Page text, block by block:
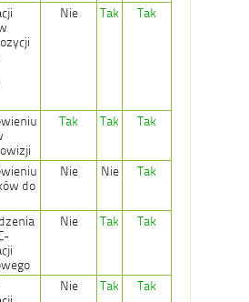
Nie Tak Tak
Tak Tak Tak
do
Nie Nie Tak
Nie Tak Tak
Nie Tak Tak